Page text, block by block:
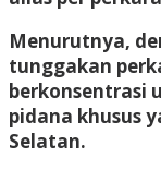
Menurutnya,
tunggakan
berkonsentrasi
pidana khusus
Selatan.